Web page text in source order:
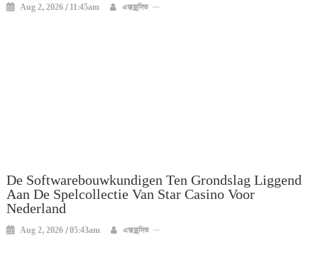
Aug 2, 2026 / 11:45am এক্সক্লুসিভ
De Softwarebouwkundigen Ten Grondslag Liggend
Aan De Spelcollectie Van Star Casino Voor
Nederland
Aug 2, 2026 / 05:43am এক্সক্লুসিভ